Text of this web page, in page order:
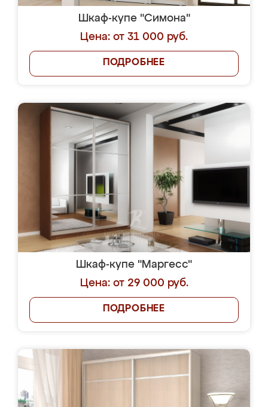
Шкаф-купе "Симона"
Цена: от 31 000 руб.
ПОДРОБНЕЕ
Шкаф-купе "Маргесс"
Цена: от 29 000 руб.
ПОДРОБНЕЕ